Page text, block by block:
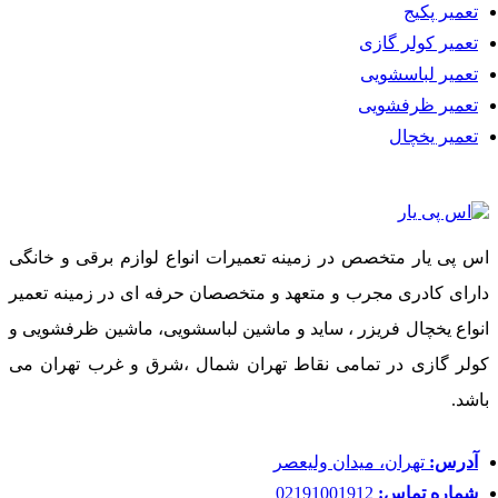
هویزه – رامهرمز – رامشیر – شادگان
شوش – شوشتر – گتوند – مسجد سلیمان – لالی – هفتکل – اندیکا
استان زنجان
شهر زنجان – ابهر – خرمدره – سلطانیه – خدابنده – طارم –
استان سمنان
شهر سمنان – دامغان – مهدی شهر – سرخه – شهمیرزاد – شاهرود
– میامی – بسطام – گرمسار – آرادان
استان سیستان و بلوچستان
شهر زاهدان – ایرانشهر – سرباز – دلگان – فنوج – بنت – لاشار –
آشار – آهوران – چابهار – نیکشهر – کنارک
هیرمند – نیمروز – هامون – سراوان
تعمیر پکیج
تعمیر کولر گازی
تعمیر لباسشویی
تعمیر ظرفشویی
تعمیر یخچال
اس پی یار متخصص در زمینه تعمیرات انواع لوازم برقی و خانگی
دارای کادری مجرب و متعهد و متخصصان حرفه ای در زمینه تعمیر
انواع یخچال فریزر ، ساید و ماشین لباسشویی، ماشین ظرفشویی و
کولر گازی در تمامی نقاط تهران شمال ،شرق و غرب تهران می
باشد.
آدرس: تهران، میدان ولیعصر
شماره تماس: